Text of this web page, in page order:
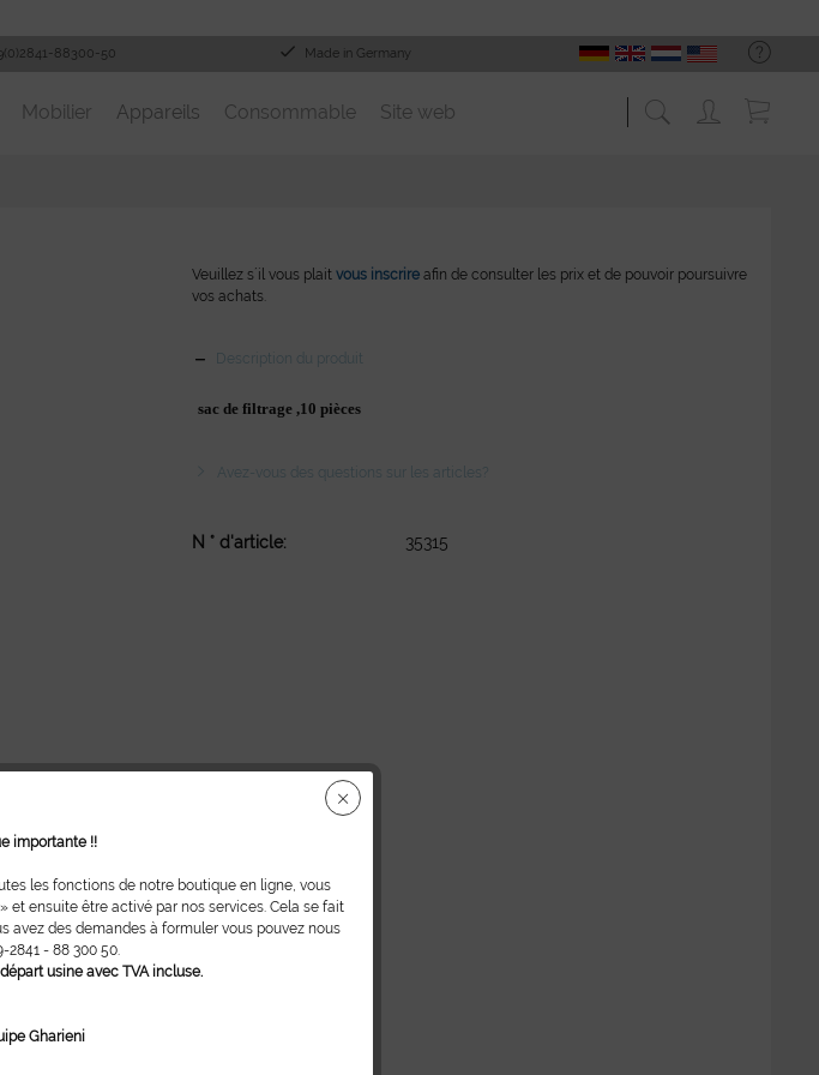
88300-50 Made in Germany
Mobilier Appareils Consommable Site web
Veuillez s´il vous plaitvous inscrire afin de consulter les prix et de pouvoir poursuivre
vos achats.
Description du produit
sac de filtrage ,10 pièces
Avez-vous des questions sur les articles?
N ° d'article: 35315
importante !!
les fonctions de notre boutique en ligne, vous
et ensuite être activé par nos services. Cela se fait
avez des demandes à formuler vous pouvez nous
2841 - 88 300 50.
usine avec TVA incluse.
Gharieni